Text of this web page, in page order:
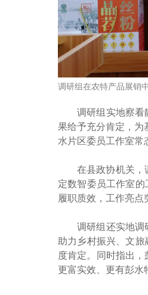
调研组在农特产品展销
调研组实地察看
果给予充分肯定，为
水片区委员工作室常
在县政协机关，
定数智委员工作室
履职质效，工作亮点
调研组还实地调
助力乡村振兴、文
度肯定。同时指出
更富实效、更有彭水